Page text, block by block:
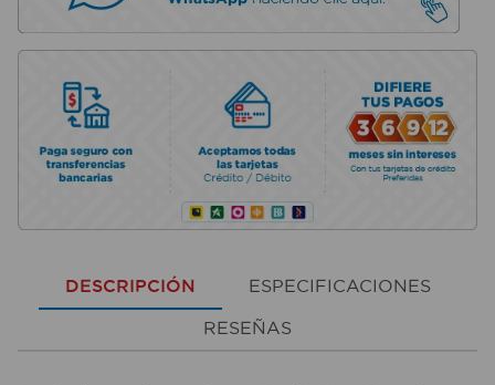
DESCRIPCIÓN ESPECIFICACIONES
RESEÑAS